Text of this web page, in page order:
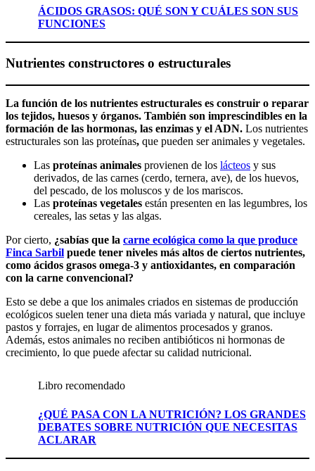
ÁCIDOS GRASOS: QUÉ SON Y CUÁLES SON SUS
FUNCIONES
Nutrientes constructores o estructurales
La función de los nutrientes estructurales es construir o reparar
los tejidos, huesos y órganos. También son imprescindibles en la
formación de las hormonas, las enzimas y el ADN. Los nutrientes
estructurales son las proteínas, que pueden ser animales y vegetales.
Las proteínas animales provienen de los lácteos y sus
derivados, de las carnes (cerdo, ternera, ave), de los huevos,
del pescado, de los moluscos y de los mariscos.
Las proteínas vegetales están presenten en las legumbres, los
cereales, las setas y las algas.
Por cierto, ¿sabías que la carne ecológica como la que produce
Finca Sarbil puede tener niveles más altos de ciertos nutrientes,
como ácidos grasos omega-3 y antioxidantes, en comparación
con la carne convencional?
Esto se debe a que los animales criados en sistemas de producción
ecológicos suelen tener una dieta más variada y natural, que incluye
pastos y forrajes, en lugar de alimentos procesados y granos.
Además, estos animales no reciben antibióticos ni hormonas de
crecimiento, lo que puede afectar su calidad nutricional.
Libro recomendado
¿QUÉ PASA CON LA NUTRICIÓN? LOS GRANDES
DEBATES SOBRE NUTRICIÓN QUE NECESITAS
ACLARAR